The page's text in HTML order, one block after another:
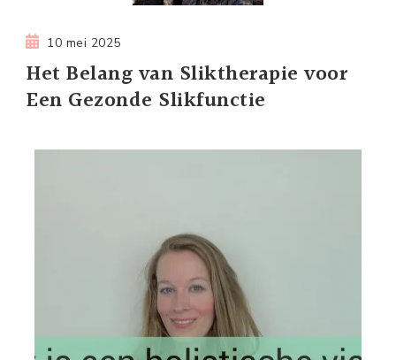
10 mei 2025
Het Belang van Sliktherapie voor
Een Gezonde Slikfunctie